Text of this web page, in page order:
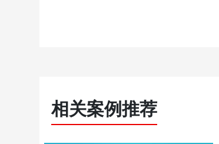
相关案例推荐